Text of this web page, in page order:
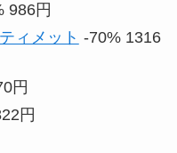
986円
ィメット -70% 1316
円
円